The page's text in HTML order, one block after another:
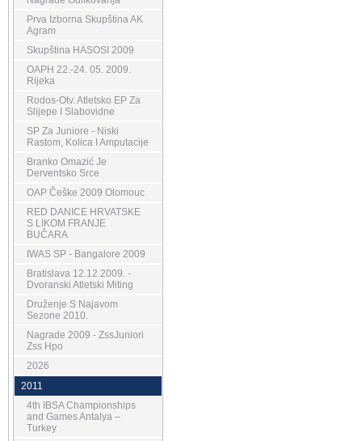
Prva Izborna Skupština AK
Agram
Skupština HASOSI 2009
OAPH 22.-24. 05. 2009.
Rijeka
Rodos-Otv. Atletsko EP Za
Slijepe I Slabovidne
SP Za Juniore - Niski
Rastom, Kolica I Amputacije
Branko Omazić Je
Derventsko Srce
OAP Češke 2009 Olomouc
RED DANICE HRVATSKE
S LIKOM FRANJE
BUČARA
IWAS SP - Bangalore 2009
Bratislava 12.12.2009. -
Dvoranski Atletski Miting
Druženje S Najavom
Sezone 2010.
Nagrade 2009 - ZssJuniori
Zss Hpo
2026
2011
4th IBSA Championships
and Games Antalya –
Turkey